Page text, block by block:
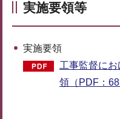
実施要領等
実施要領
工事監督に
領（PDF：